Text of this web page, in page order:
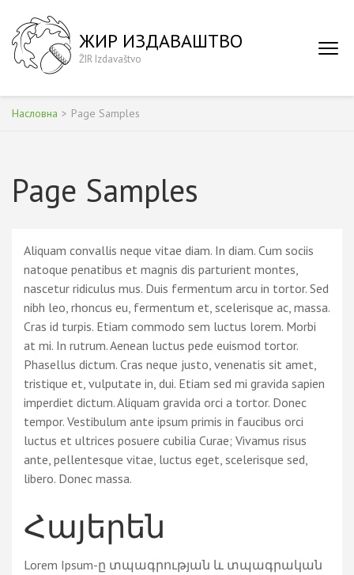
content
(Press
ЖИР ИЗДАВАШТВО
ŽIR Izdavaštvo
Насловна > Page Samples
Page Samples
Aliquam convallis neque vitae diam. In diam. Cum sociis
natoque penatibus et magnis dis parturient montes,
nascetur ridiculus mus. Duis fermentum arcu in tortor. Sed
nibh leo, rhoncus eu, fermentum et, scelerisque ac, massa.
Cras id turpis. Etiam commodo sem luctus lorem. Morbi
at mi. In rutrum. Aenean luctus pede euismod tortor.
Phasellus dictum. Cras neque justo, venenatis sit amet,
tristique et, vulputate in, dui. Etiam sed mi gravida sapien
imperdiet dictum. Aliquam gravida orci a tortor. Donec
tempor. Vestibulum ante ipsum primis in faucibus orci
luctus et ultrices posuere cubilia Curae; Vivamus risus
ante, pellentesque vitae, luctus eget, scelerisque sed,
libero. Donec massa.
Հայերեն
Lorem Ipsum-ը տպագրության և տպագրական